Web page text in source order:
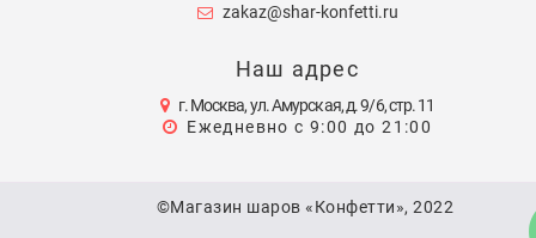
zakaz@shar-konfetti.ru
Наш адрес
г. Москва, ул. Амурская, д. 9/6, стр. 11
Ежедневно с 9:00 до 21:00
©Магазин шаров «Конфетти», 2022